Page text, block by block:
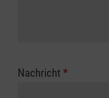
Nachricht *